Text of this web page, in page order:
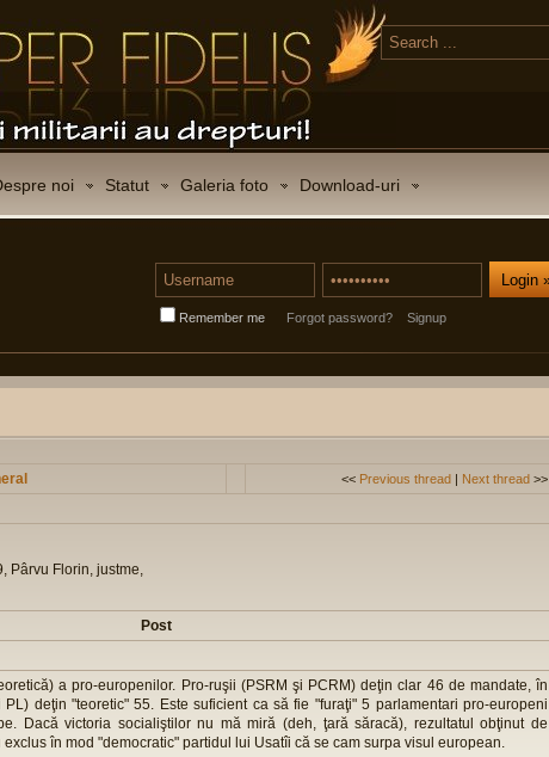
noi Statut Galeria foto Download-uri
Remember me Forgot password? Signup
<< Previous thread | Next thread >>
Pârvu Florin, justme,
Post
a pro-europenilor. Pro-ruşii (PSRM şi PCRM) deţin clar 46 de mandate, în
deţin "teoretic" 55. Este suficient ca să fie "furaţi" 5 parlamentari pro-europeni
Dacă victoria socialiştilor nu mă miră (deh, ţară săracă), rezultatul obţinut de
în mod "democratic" partidul lui Usatîi că se cam surpa visul european.